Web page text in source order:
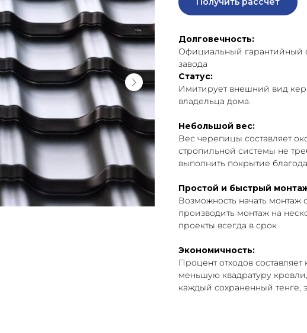
Долговечность:
Официальный гарантийный
завода
Статус:
Имитирует внешний вид
владельца дома.
Небольшой вес:
Вес черепицы составляет
стропильной системы не
выполнить покрытие
Простой и быстрый
Возможность начать
производить монтаж на
проекты всегда в срок
Экономичность:
Процент отходов составляет
меньшую квадратуру
каждый сохраненный тенге,